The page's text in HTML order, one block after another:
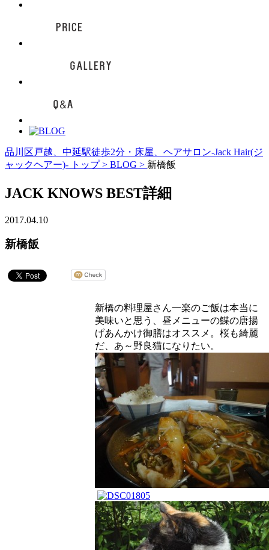
品川区戸越、中延駅徒歩2分・床屋、ヘアサロン-Jack Hair(ジ
ャックヘアー)- トップ > BLOG > 新橋飯
JACK KNOWS BEST詳細
2017.04.10
新橋飯
新橋の料理屋さん一楽のご飯は本当に
美味いと思う、昼メニューの鰈の唐揚
げあんかけ御膳はオススメ。桜も綺麗
だ、あ～野良猫になりたい。